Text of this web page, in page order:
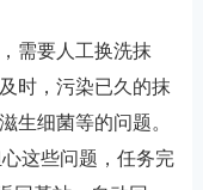
需要人工换洗抹
时，污染已久的抹
生细菌等的问题。
这些问题，任务完